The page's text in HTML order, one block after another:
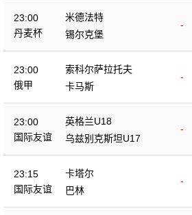
23:00
丹麦杯
米德法特
-
锡尔克堡
23:00
俄甲
索科尔萨拉托夫
-
卡马斯
23:00
国际友谊
英格兰U18
-
乌兹别克斯坦U17
23:15
国际友谊
卡塔尔
-
巴林